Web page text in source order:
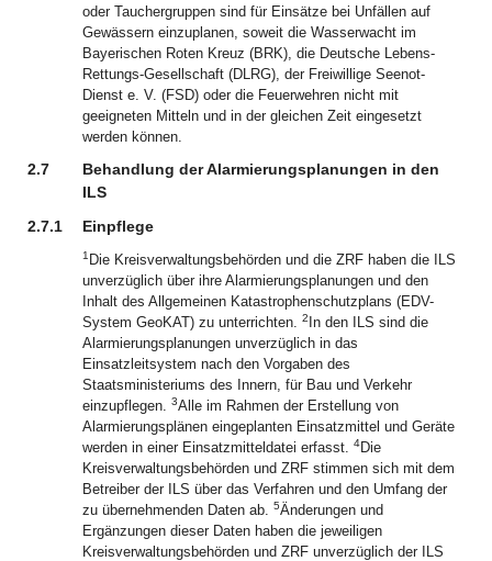
oder Tauchergruppen sind für Einsätze bei Unfällen auf
Gewässern einzuplanen, soweit die Wasserwacht im
Bayerischen Roten Kreuz (BRK), die Deutsche Lebens-
Rettungs-Gesellschaft (DLRG), der Freiwillige Seenot-
Dienst e. V. (FSD) oder die Feuerwehren nicht mit
geeigneten Mitteln und in der gleichen Zeit eingesetzt
werden können.
2.7
Behandlung der Alarmierungsplanungen in den
ILS
2.7.1
Einpflege
1 Die Kreisverwaltungsbehörden und die ZRF haben die ILS
unverzüglich über ihre Alarmierungsplanungen und den
Inhalt des Allgemeinen Katastrophenschutzplans (EDV-
System GeoKAT) zu unterrichten. 2 In den ILS sind die
Alarmierungsplanungen unverzüglich in das
Einsatzleitsystem nach den Vorgaben des
Staatsministeriums des Innern, für Bau und Verkehr
einzupflegen. 3Alle im Rahmen der Erstellung von
Alarmierungsplänen eingeplanten Einsatzmittel und Geräte
werden in einer Einsatzmitteldatei erfasst. 4Die
Kreisverwaltungsbehörden und ZRF stimmen sich mit dem
Betreiber der ILS über das Verfahren und den Umfang der
zu übernehmenden Daten ab. 5Änderungen und
Ergänzungen dieser Daten haben die jeweiligen
Kreisverwaltungsbehörden und ZRF unverzüglich der ILS